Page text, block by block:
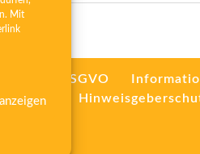
Mit
26/13 DSGVO